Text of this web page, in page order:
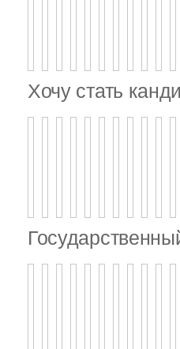
Хочу стать